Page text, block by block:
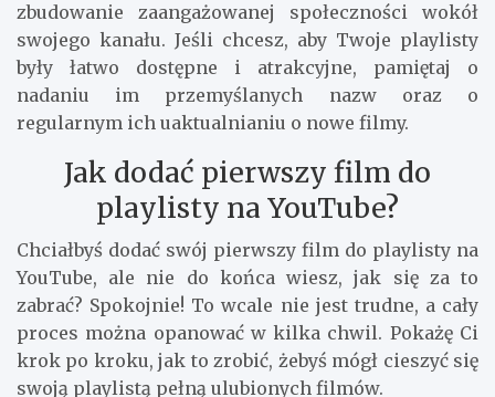
zbudowanie zaangażowanej społeczności wokół
swojego kanału. Jeśli chcesz, aby Twoje playlisty
były łatwo dostępne i atrakcyjne, pamiętaj o
nadaniu im przemyślanych nazw oraz o
regularnym ich uaktualnianiu o nowe filmy.
Jak dodać pierwszy film do
playlisty na YouTube?
Chciałbyś dodać swój pierwszy film do playlisty na
YouTube, ale nie do końca wiesz, jak się za to
zabrać? Spokojnie! To wcale nie jest trudne, a cały
proces można opanować w kilka chwil. Pokażę Ci
krok po kroku, jak to zrobić, żebyś mógł cieszyć się
swoją playlistą pełną ulubionych filmów.